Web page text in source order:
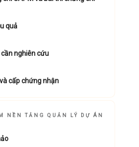
quả
nghiên cứu
cấp chứng nhận
NỀN TẢNG QUẢN LÝ DỰ ÁN